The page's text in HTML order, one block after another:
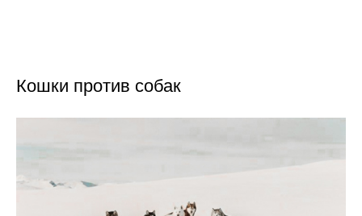
Кошки против собак